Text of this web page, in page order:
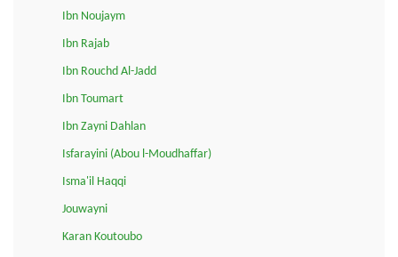
Ibn Noujaym
Ibn Rajab
Ibn Rouchd Al-Jadd
Ibn Toumart
Ibn Zayni Dahlan
Isfarayini (Abou l-Moudhaffar)
Isma'il Haqqi
Jouwayni
Karan Koutoubo